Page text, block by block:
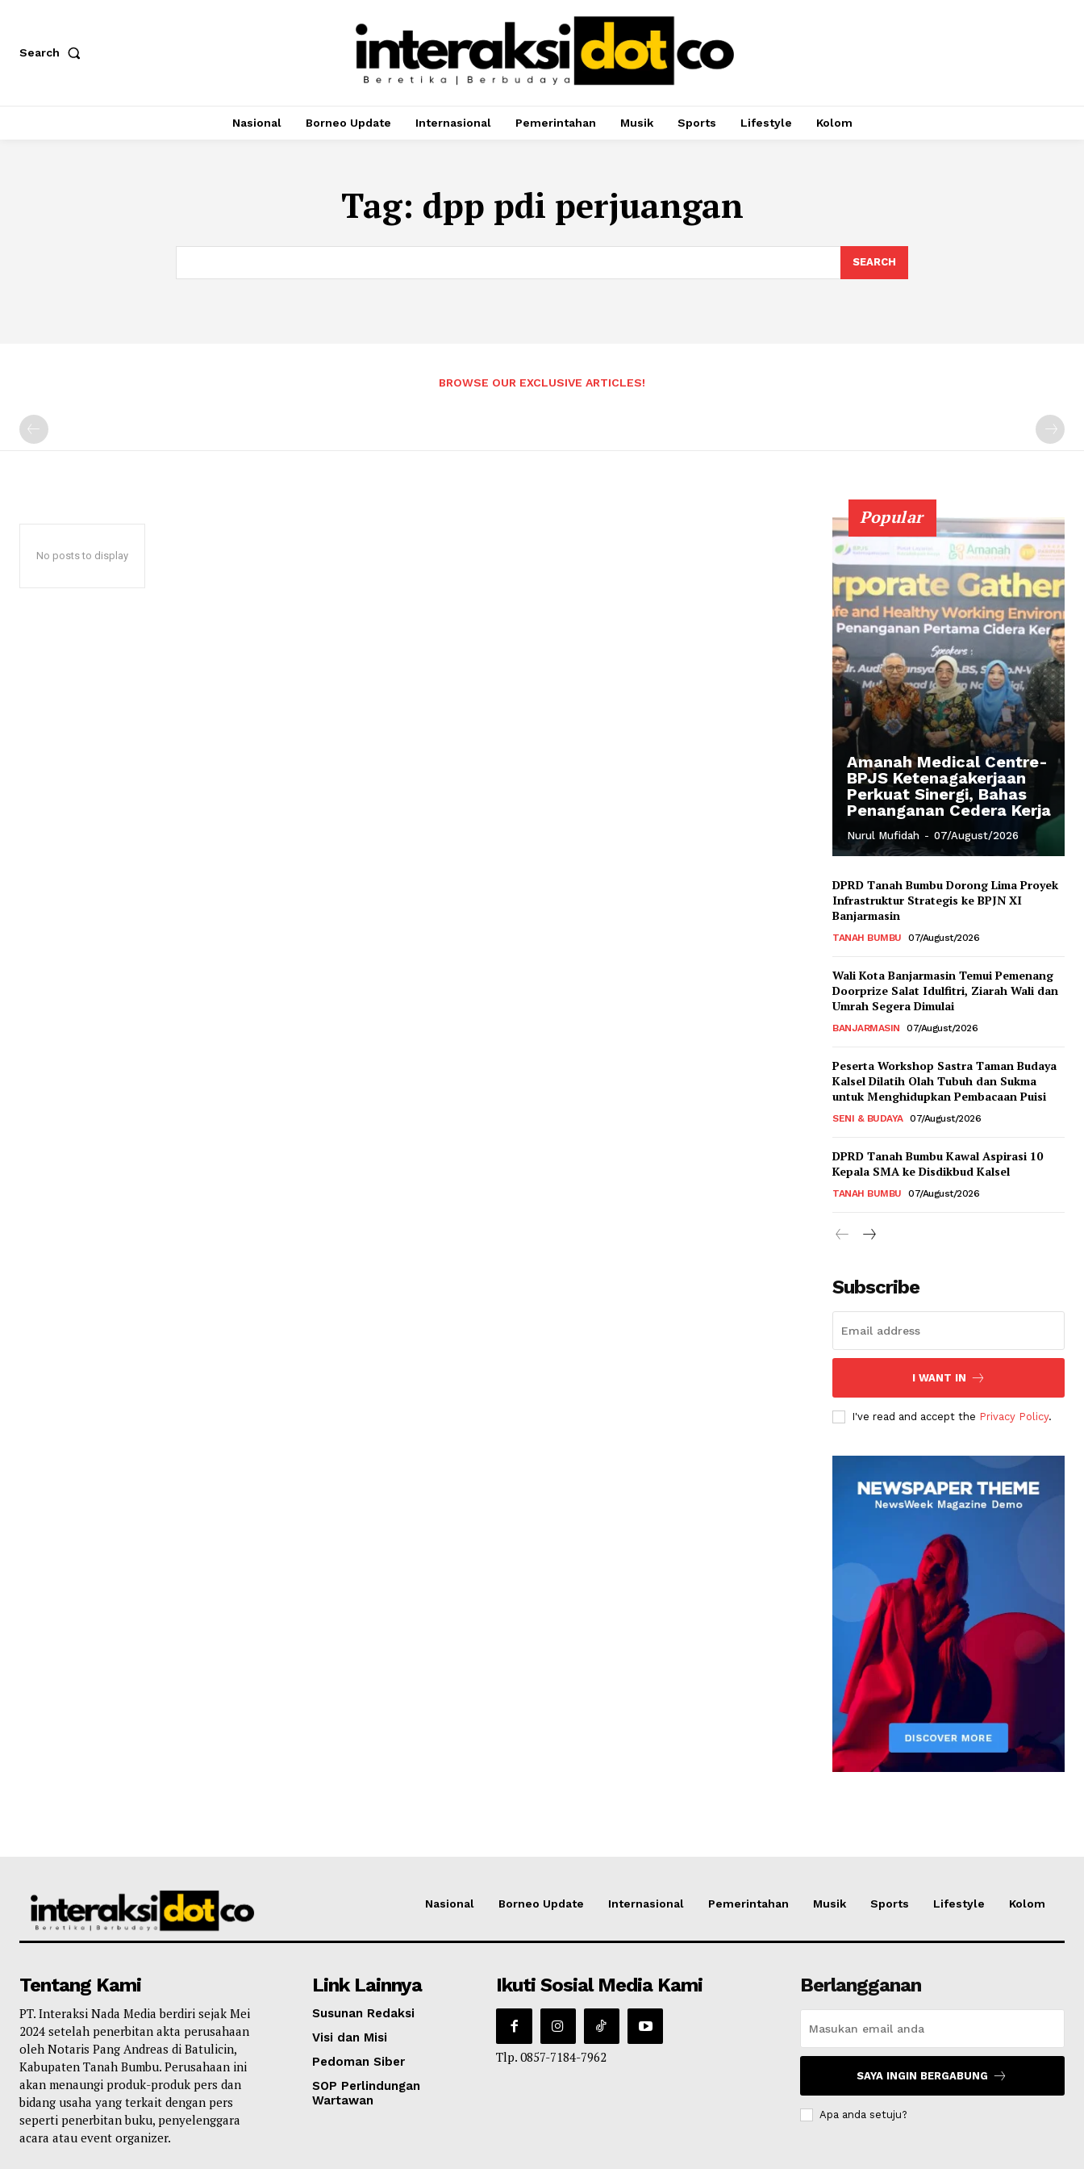
Search
Nasional Borneo Update Internasional Pemerintahan Musik Sports Lifestyle Kolom
Tag: dpp pdi perjuangan
SEARCH
BROWSE OUR EXCLUSIVE ARTICLES!
No posts to display
Popular
Amanah Medical Centre-
BPJS Ketenagakerjaan
Perkuat Sinergi, Bahas
Penanganan Cedera Kerja
Nurul Mufidah - 07/August/2026
DPRD Tanah Bumbu Dorong Lima Proyek
Infrastruktur Strategis ke BPJN XI
Banjarmasin
TANAH BUMBU 07/August/2026
Wali Kota Banjarmasin Temui Pemenang
Doorprize Salat Idulfitri, Ziarah Wali dan
Umrah Segera Dimulai
BANJARMASIN 07/August/2026
Peserta Workshop Sastra Taman Budaya
Kalsel Dilatih Olah Tubuh dan Sukma
untuk Menghidupkan Pembacaan Puisi
SENI & BUDAYA 07/August/2026
DPRD Tanah Bumbu Kawal Aspirasi 10
Kepala SMA ke Disdikbud Kalsel
TANAH BUMBU 07/August/2026
Subscribe
I WANT IN
I've read and accept the Privacy Policy.
Nasional Borneo Update Internasional Pemerintahan Musik Sports Lifestyle Kolom
Tentang Kami
PT. Interaksi Nada Media berdiri sejak Mei
2024 setelah penerbitan akta perusahaan
oleh Notaris Pang Andreas di Batulicin,
Kabupaten Tanah Bumbu. Perusahaan ini
akan menaungi produk-produk pers dan
bidang usaha yang terkait dengan pers
seperti penerbitan buku, penyelenggara
acara atau event organizer.
Link Lainnya
Susunan Redaksi
Visi dan Misi
Pedoman Siber
SOP Perlindungan
Wartawan
Ikuti Sosial Media Kami
Tlp. 0857-7184-7962
Berlangganan
SAYA INGIN BERGABUNG
Apa anda setuju?